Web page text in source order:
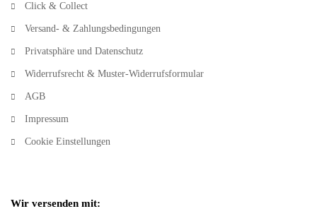
Click & Collect
Versand- & Zahlungsbedingungen
Privatsphäre und Datenschutz
Widerrufsrecht & Muster-Widerrufsformular
AGB
Impressum
Cookie Einstellungen
Wir versenden mit: